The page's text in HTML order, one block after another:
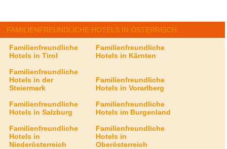
FAMILIENFREUNDLICHE HOTELS IN ÖSTERREICH
Familienfreundliche
Hotels in Tirol
Familienfreundliche
Hotels in Kärnten
Familienfreundliche
Hotels in der
Steiermark
Familienfreundliche
Hotels in Vorarlberg
Familienfreundliche
Hotels in Salzburg
Familienfreundliche
Hotels im Burgenland
Familienfreundliche
Hotels in
Niederösterreich
Familienfreundliche
Hotels in
Oberösterreich